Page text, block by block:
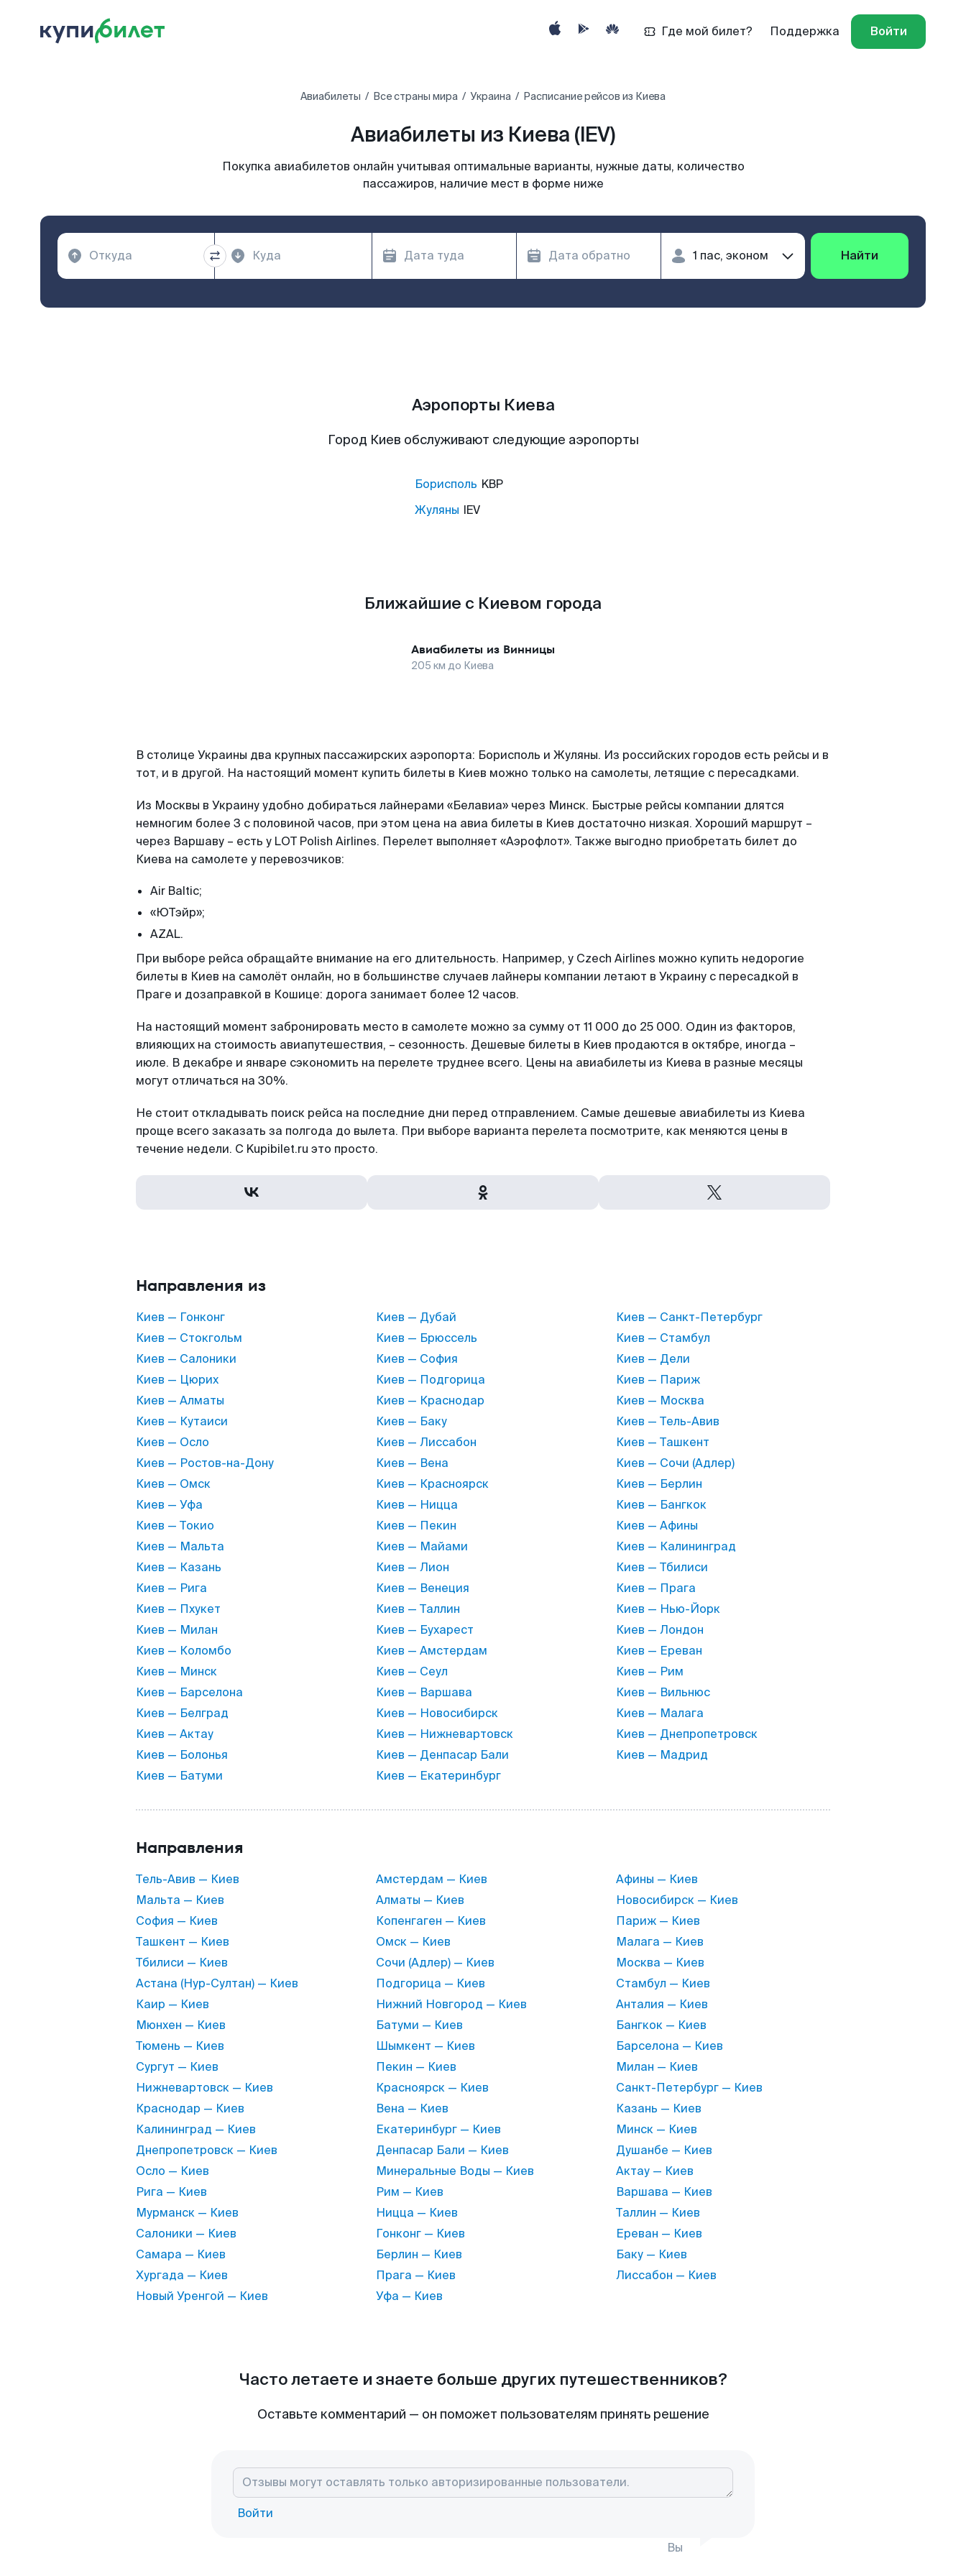
Где мой билет? Поддержка Войти
Авиабилеты Все страны мира Украина Расписание рейсов из Киева
Авиабилеты из Киева (IEV)
Покупка авиабилетов онлайн учитывая оптимальные варианты, нужные даты, количество
пассажиров, наличие мест в форме ниже
Найти
Аэропорты Киева
Город Киев обслуживают следующие аэропорты
Борисполь KBP
Жуляны IEV
Ближайшие с Киевом города
Авиабилеты из Винницы
205 км до Киева
В столице Украины два крупных пассажирских аэропорта: Борисполь и Жуляны. Из российских городов есть рейсы и в
тот, и в другой. На настоящий момент купить билеты в Киев можно только на самолеты, летящие с пересадками.
Из Москвы в Украину удобно добираться лайнерами «Белавиа» через Минск. Быстрые рейсы компании длятся
немногим более 3 с половиной часов, при этом цена на авиа билеты в Киев достаточно низкая. Хороший маршрут –
через Варшаву – есть у LOT Polish Airlines. Перелет выполняет «Аэрофлот». Также выгодно приобретать билет до
Киева на самолете у перевозчиков:
Air Baltic;
«ЮТэйр»;
AZAL.
При выборе рейса обращайте внимание на его длительность. Например, у Czech Airlines можно купить недорогие
билеты в Киев на самолёт онлайн, но в большинстве случаев лайнеры компании летают в Украину с пересадкой в
Праге и дозаправкой в Кошице: дорога занимает более 12 часов.
На настоящий момент забронировать место в самолете можно за сумму от 11 000 до 25 000. Один из факторов,
влияющих на стоимость авиапутешествия, – сезонность. Дешевые билеты в Киев продаются в октябре, иногда –
июле. В декабре и январе сэкономить на перелете труднее всего. Цены на авиабилеты из Киева в разные месяцы
могут отличаться на 30%.
Не стоит откладывать поиск рейса на последние дни перед отправлением. Самые дешевые авиабилеты из Киева
проще всего заказать за полгода до вылета. При выборе варианта перелета посмотрите, как меняются цены в
течение недели. C Kupibilet.ru это просто.
Направления из
Киев — Гонконг
Киев — Стокгольм
Киев — Салоники
Киев — Цюрих
Киев — Алматы
Киев — Кутаиси
Киев — Осло
Киев — Ростов-на-Дону
Киев — Омск
Киев — Уфа
Киев — Токио
Киев — Мальта
Киев — Казань
Киев — Рига
Киев — Пхукет
Киев — Милан
Киев — Коломбо
Киев — Минск
Киев — Барселона
Киев — Белград
Киев — Актау
Киев — Болонья
Киев — Батуми
Киев — Дубай
Киев — Брюссель
Киев — София
Киев — Подгорица
Киев — Краснодар
Киев — Баку
Киев — Лиссабон
Киев — Вена
Киев — Красноярск
Киев — Ницца
Киев — Пекин
Киев — Майами
Киев — Лион
Киев — Венеция
Киев — Таллин
Киев — Бухарест
Киев — Амстердам
Киев — Сеул
Киев — Варшава
Киев — Новосибирск
Киев — Нижневартовск
Киев — Денпасар Бали
Киев — Екатеринбург
Киев — Санкт-Петербург
Киев — Стамбул
Киев — Дели
Киев — Париж
Киев — Москва
Киев — Тель-Авив
Киев — Ташкент
Киев — Сочи (Адлер)
Киев — Берлин
Киев — Бангкок
Киев — Афины
Киев — Калининград
Киев — Тбилиси
Киев — Прага
Киев — Нью-Йорк
Киев — Лондон
Киев — Ереван
Киев — Рим
Киев — Вильнюс
Киев — Малага
Киев — Днепропетровск
Киев — Мадрид
Направления
Тель-Авив — Киев
Мальта — Киев
София — Киев
Ташкент — Киев
Тбилиси — Киев
Астана (Нур-Султан) — Киев
Каир — Киев
Мюнхен — Киев
Тюмень — Киев
Сургут — Киев
Нижневартовск — Киев
Краснодар — Киев
Калининград — Киев
Днепропетровск — Киев
Осло — Киев
Рига — Киев
Мурманск — Киев
Салоники — Киев
Самара — Киев
Хургада — Киев
Новый Уренгой — Киев
Амстердам — Киев
Алматы — Киев
Копенгаген — Киев
Омск — Киев
Сочи (Адлер) — Киев
Подгорица — Киев
Нижний Новгород — Киев
Батуми — Киев
Шымкент — Киев
Пекин — Киев
Красноярск — Киев
Вена — Киев
Екатеринбург — Киев
Денпасар Бали — Киев
Минеральные Воды — Киев
Рим — Киев
Ницца — Киев
Гонконг — Киев
Берлин — Киев
Прага — Киев
Уфа — Киев
Афины — Киев
Новосибирск — Киев
Париж — Киев
Малага — Киев
Москва — Киев
Стамбул — Киев
Анталия — Киев
Бангкок — Киев
Барселона — Киев
Милан — Киев
Санкт-Петербург — Киев
Казань — Киев
Минск — Киев
Душанбе — Киев
Актау — Киев
Варшава — Киев
Таллин — Киев
Ереван — Киев
Баку — Киев
Лиссабон — Киев
Часто летаете и знаете больше других путешественников?
Оставьте комментарий — он поможет пользователям принять решение
Войти
Вы